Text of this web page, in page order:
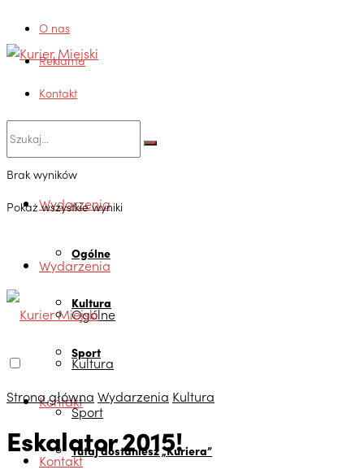
O nas
Reklama
Kontakt
Brak wyników
Pokaż wszystkie wyniki
Wydarzenia
Ogólne
Kultura
Sport
Kontakt
Tutaj dostaniesz „Kuriera”
Wydarzenia
Ogólne
Kultura
Sport
Kontakt
Strona główna Wydarzenia Kultura
Eskalator 2015!